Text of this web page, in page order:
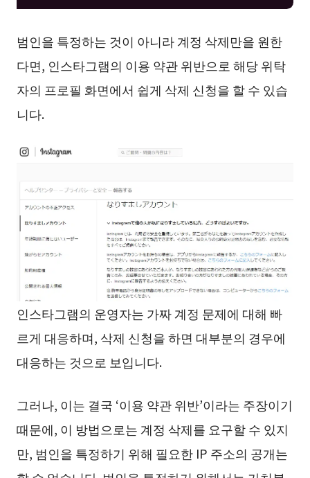
범인을 특정하는 것이 아니라 계정 삭제만을 원한
다면, 인스타그램의 이용 약관 위반으로 해당 위탁
자의 프로필 화면에서 쉽게 삭제 신청을 할 수 있습
니다.
인스타그램의 운영자는 가짜 계정 문제에 대해 빠
르게 대응하며, 삭제 신청을 하면 대부분의 경우에
대응하는 것으로 보입니다.
그러나, 이는 결국 ‘이용 약관 위반’이라는 주장이기
때문에, 이 방법으로는 계정 삭제를 요구할 수 있지
만, 범인을 특정하기 위해 필요한 IP 주소의 공개는